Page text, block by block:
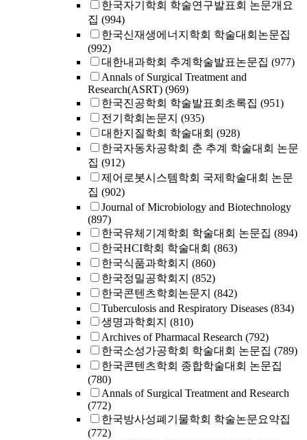
한국자기학회 학술연구발표회 논문개요
집 (994)
한국신재생에너지학회 학술대회논문집
(992)
대한내과학회 추계학술발표논문집 (977)
Annals of Surgical Treatment and
Research(ASRT) (969)
한국진공학회 학술발표회초록집 (951)
전기학회논문지 (935)
대한지질학회 학술대회 (928)
한국자동차공학회 춘 추계 학술대회 논문
집 (912)
제어로봇시스템학회 국제학술대회 논문
집 (902)
Journal of Microbiology and Biotechnology
(897)
한국유체기계학회 학술대회 논문집 (894)
한국HCI학회 학술대회 (863)
한국식품과학회지 (860)
한국정밀공학회지 (852)
한국콘텐츠학회논문지 (842)
Tuberculosis and Respiratory Diseases (834)
생명과학회지 (810)
Archives of Pharmacal Research (792)
한국소성가공학회 학술대회 논문집 (789)
한국콘텐츠학회 종합학술대회 논문집
(780)
Annals of Surgical Treatment and Research
(772)
한국방사성폐기물학회 학술논문요약집
(772)